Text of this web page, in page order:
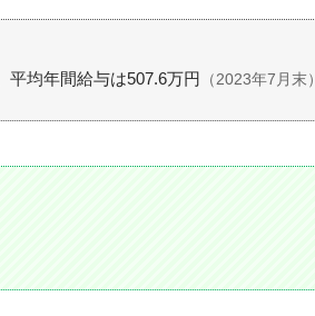
平均年間給与は507.6万円
（2023年7月末）